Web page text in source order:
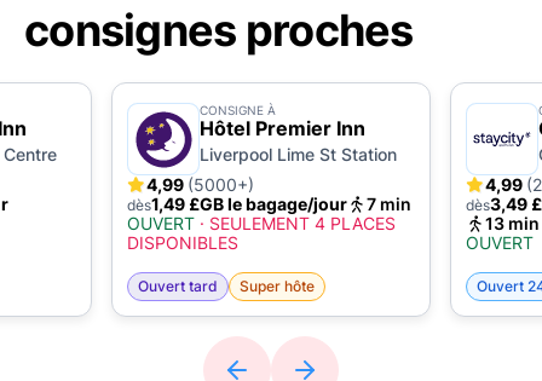
consignes proches
CONSIGNE À
Hôtel Premier Inn
Liverpool Lime St Station
4,99 (5000+)
dès1,49 £GB le bagage/jour
7 min
OUVERT · SEULEMENT 4 PLACES
DISPONIBLES
Ouvert tard Super hôte
4,99
dès3,49
13 min
OUVERT
Ouvert